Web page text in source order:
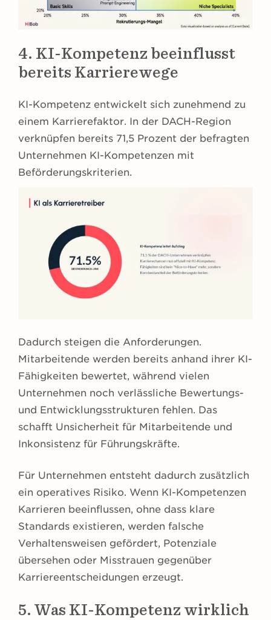
4. KI-Kompetenz beeinflusst
bereits Karrierewege
KI-Kompetenz entwickelt sich zunehmend zu
einem Karrierefaktor. In der DACH-Region
verknüpfen bereits 71,5 Prozent der befragten
Unternehmen KI-Kompetenzen mit
Beförderungskriterien.
Dadurch steigen die Anforderungen.
Mitarbeitende werden bereits anhand ihrer KI-
Fähigkeiten bewertet, während vielen
Unternehmen noch verlässliche Bewertungs-
und Entwicklungsstrukturen fehlen. Das
schafft Unsicherheit für Mitarbeitende und
Inkonsistenz für Führungskräfte.
Für Unternehmen entsteht dadurch zusätzlich
ein operatives Risiko. Wenn KI-Kompetenzen
Karrieren beeinflussen, ohne dass klare
Standards existieren, werden falsche
Verhaltensweisen gefördert, Potenziale
übersehen oder Misstrauen gegenüber
Karriereentscheidungen erzeugt.
5. Was KI-Kompetenz wirklich